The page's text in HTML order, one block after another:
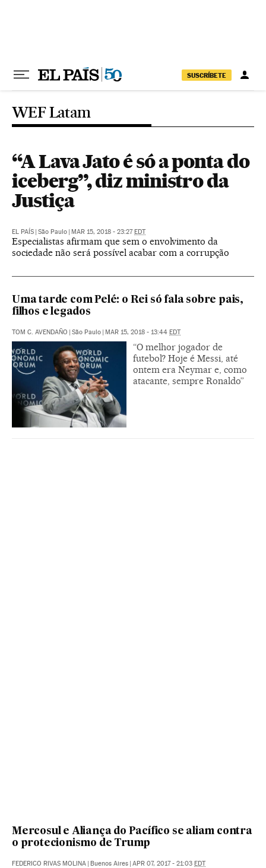
SUSCRÍBETE
WEF Latam
“A Lava Jato é só a ponta do
iceberg”, diz ministro da
Justiça
EL PAÍS | São Paulo | MAR 15, 2018 - 23:27EDT
Especialistas afirmam que sem o envolvimento da
sociedade não será possível acabar com a corrupção
Uma tarde com Pelé: o Rei só fala sobre pais,
filhos e legados
TOM C. AVENDAÑO | São Paulo | MAR 15, 2018 - 13:44 EDT
“O melhor jogador de
futebol? Hoje é Messi, até
ontem era Neymar e, como
atacante, sempre Ronaldo”
Mercosul e Aliança do Pacífico se aliam contra
o protecionismo de Trump
FEDERICO RIVAS MOLINA | Buenos Aires | APR 07, 2017 - 21:03 EDT